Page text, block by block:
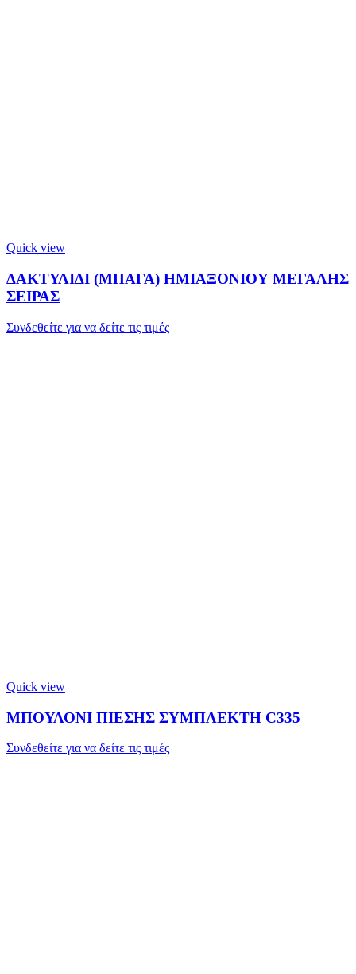
Quick view
ΔΑΚΤΥΛΙΔΙ (ΜΠΑΓΑ) ΗΜΙΑΞΟΝΙΟΥ ΜΕΓΑΛΗΣ
ΣΕΙΡΑΣ
Συνδεθείτε για να δείτε τις τιμές
Quick view
ΜΠΟΥΛΟΝΙ ΠΙΕΣΗΣ ΣΥΜΠΛΕΚΤΗ C335
Συνδεθείτε για να δείτε τις τιμές